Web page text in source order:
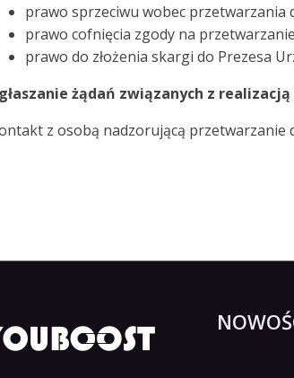
prawo sprzeciwu wobec przetwarzania
prawo cofnięcia zgody na
prawo do złożenia skargi do Prezesa
żądań związanych z
z osobą nadzorującą przetwarzanie